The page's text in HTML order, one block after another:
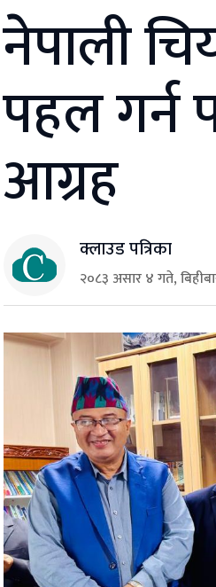
नेपाली
पहल गर्न
आग्रह
क्लाउड पत्रिका
२०८३ असार ४ गते,